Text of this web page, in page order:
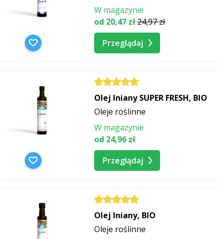
W magazynie
od 20,47 zł24,97 zł
Przeglądaj
Olej lniany SUPER FRESH, BIO
Oleje roślinne
W magazynie
od 24,96 zł
Przeglądaj
Olej lniany, BIO
Oleje roślinne